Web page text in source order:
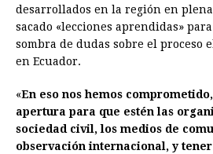
desarrollados en la región en plena
sacado «lecciones aprendidas»
sombra de dudas sobre el proceso
en Ecuador.
«En eso nos hemos
apertura para que estén las
sociedad civil, los medios de
observación internacional, y